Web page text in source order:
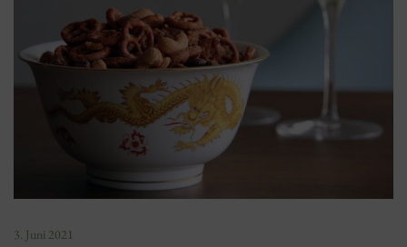
3. Juni 2021